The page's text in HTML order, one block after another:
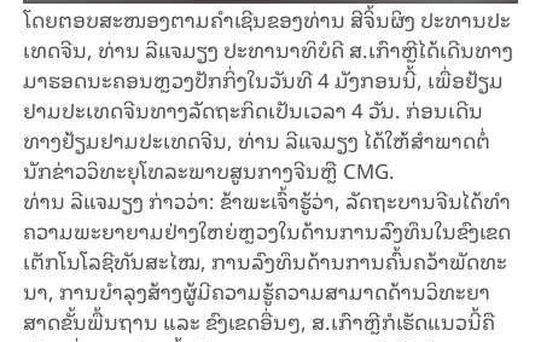
ໂດຍ​ຕອບ​ສະ​ໜອງ​ຕາມ​ຄຳ​ເຊີນ​ຂອງ​ທ່​ານ ສີ​ຈິ້ນ​ຜິງ ປະ​ທານ​ປະ​
ເທດ​ຈີນ, ທ່ານ ລີ​ແຈ​ມຽງ ປະ​ທາ​ນາ​ທິ​ບໍ​ດີ ສ.ເກົາ​ຫຼີ​​ໄດ້​​ເດີນ​ທາງ​
ມາ​ຮອດ​ນະ​ຄອນ​ຫຼວງ​ປັກ​ກິ່ງ​ໃນ​ວັນ​ທີ 4 ມັງ​ກອນ​ນີ້, ເພື່ອ​ຢ້ຽມ​
ຢາມ​ປະ​ເທດ​ຈີນ​ທາງ​ລັດ​ຖະ​ກິດ​ເປັນເວ​ລາ 4 ວັນ. ກ່ອນ​ເດີນ​
ທາງ​ຢ້ຽມ​ຢາມ​ປະ​ເທດ​ຈີນ, ທ່ານ ລີ​ແຈ​ມຽງ ໄດ້​ໃຫ້​ສຳ​ພາດ​ຕໍ່​
ນັກ​ຂ່າວ​ວິ​ທະ​ຍຸ​ໂທ​ລະ​ພາບ​ສູນ​ກາງ​ຈີນ​ຫຼື CMG.
ທ່ານ ​ລີ​ແຈ​ມຽງ ກ່າວ​ວ່າ: ຂ້າ​ພະ​ເຈົ້າ​ຮູ້​ວ່າ, ລັດ​ຖະ​ບານ​ຈີນ​ໄດ້​ທຳ​
ຄວາມ​ພະ​ຍາ​ຍາມ​ຢ່າງ​ໃຫຍ່​ຫຼວງ​ໃນ​ດ້ານ​ການ​ລົງ​ທຶນ​ໃນ​ຂົງ​ເຂດ​
ເຕັກ​ໂນ​ໂລ​ຊີ​ທັນ​ສະ​ໄໝ, ການ​ລົງ​ທຶນ​ດ້ານ​ການ​ຄົ້ນ​ຄວ້າ​ພັດ​ທະ​
ນາ, ການ​ບຳ​ລຸງ​ສ້າງ​ຜູ້​ມີ​ຄວາມ​ຮູ້​ຄວາມ​ສາ​ມາດ​ດ້ານ​ວິ​ທະ​ຍ​າ​
ສາດ​ຂັ້ນ​ພື້ນ​ຖານ ແລະ ຂົງ​ເຂດ​ອື່ນໆ, ສ.ເກົາ​ຫຼີ​ກໍ​ເຮັດ​ແນວ​ນີ້​ຄື​